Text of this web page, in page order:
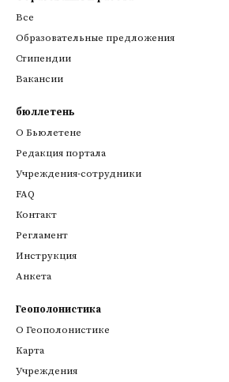
Все
Образовательные предложения
Стипендии
Вакансии
бюллетень
О Бьюлетене
Редакция портала
Учреждения-сотрудники
FAQ
Контакт
Регламент
Инструкция
Анкета
Геополонистика
О Геополонистике
Kарта
Учреждения